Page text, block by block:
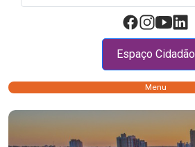
Espaço Cidadão
Menu